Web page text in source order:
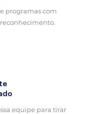
programas com
equipe para tirar